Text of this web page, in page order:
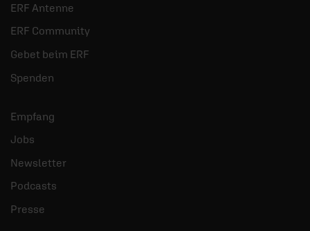
ERF Antenne
ERF Community
Gebet beim ERF
Spenden
Empfang
Jobs
Newsletter
Podcasts
Presse